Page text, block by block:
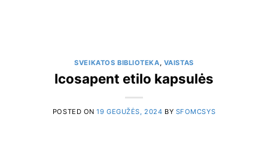
SVEIKATOS BIBLIOTEKA, VAISTAS
Icosapent etilo kapsulės
POSTED ON19 GEGUŽĖS, 2024 BY SFOMCSYS